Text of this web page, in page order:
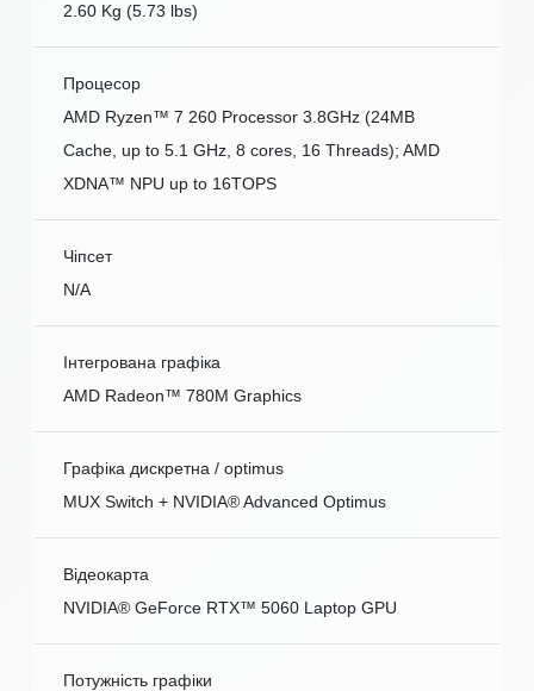
2.60 Kg (5.73 lbs)
Процесор
AMD Ryzen™ 7 260 Processor 3.8GHz (24MB
Cache, up to 5.1 GHz, 8 cores, 16 Threads); AMD
XDNA™ NPU up to 16TOPS
Чіпсет
N/A
Інтегрована графіка
AMD Radeon™ 780M Graphics
Графіка дискретна / optimus
MUX Switch + NVIDIA® Advanced Optimus
Відеокарта
NVIDIA® GeForce RTX™ 5060 Laptop GPU
Потужність графіки